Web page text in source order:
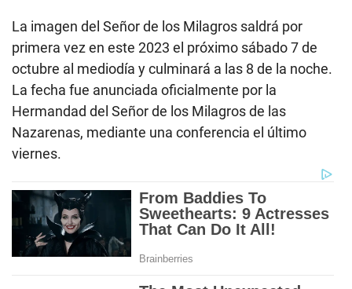
La imagen del Señor de los Milagros saldrá por
primera vez en este 2023 el próximo sábado 7 de
octubre al mediodía y culminará a las 8 de la noche.
La fecha fue anunciada oficialmente por la
Hermandad del Señor de los Milagros de las
Nazarenas, mediante una conferencia el último
viernes.